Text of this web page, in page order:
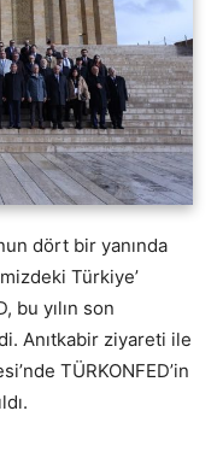
dört bir yanında
Türkiye’
bu yılın son
Anıtkabir ziyareti ile
TÜRKONFED’in